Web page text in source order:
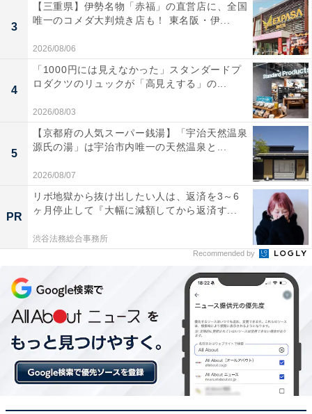
3
【三重県】伊勢名物「赤福」の直営店に、全国
唯一のコメダ大判焼き店も！ 東名阪・伊...
2026/08/06
4
「1000円には見えなかった」スタンダードプ
ロダクツのリュックが「高見えする」の...
2026/08/03
5
【京都府の人気スーパー銭湯】「宇治天然温泉
源氏の湯」は宇治市内唯一の天然温泉と...
2026/08/07
PR
リボ地獄から抜け出したい人は、返済を3～6
ヶ月停止して『大幅に減額してから返済す...
渋谷法務総合事務所
Recommended by